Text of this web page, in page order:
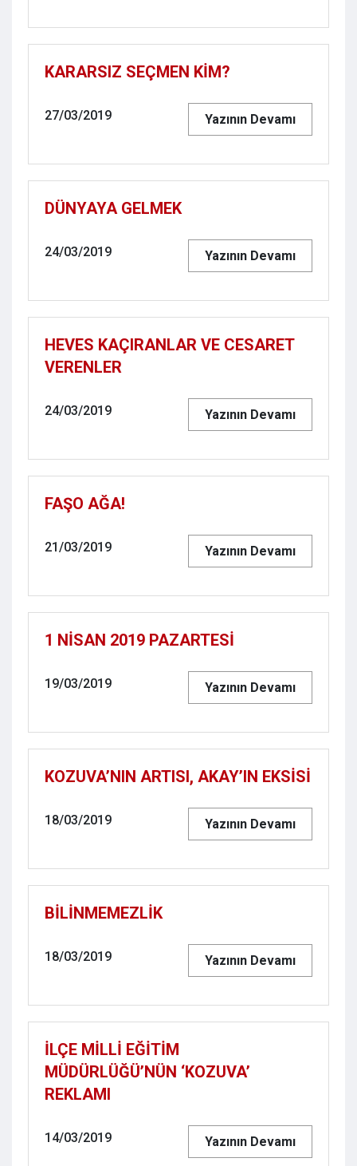
KARARSIZ SEÇMEN KİM?
27/03/2019 Yazının Devamı
DÜNYAYA GELMEK
24/03/2019 Yazının Devamı
HEVES KAÇIRANLAR VE CESARET
VERENLER
24/03/2019 Yazının Devamı
FAŞO AĞA!
21/03/2019 Yazının Devamı
1 NİSAN 2019 PAZARTESİ
19/03/2019 Yazının Devamı
KOZUVA’NIN ARTISI, AKAY’IN EKSİSİ
18/03/2019 Yazının Devamı
BİLİNMEMEZLİK
18/03/2019 Yazının Devamı
İLÇE MİLLİ EĞİTİM
MÜDÜRLÜĞÜ’NÜN ‘KOZUVA’
REKLAMI
14/03/2019 Yazının Devamı